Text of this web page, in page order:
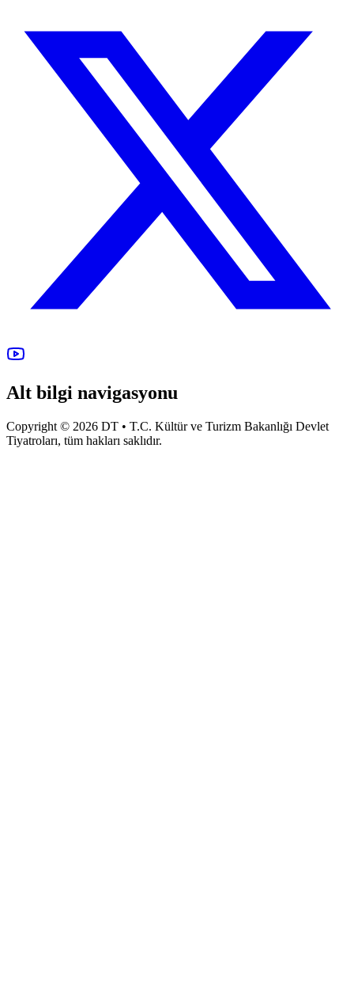
Alt bilgi navigasyonu
Copyright © 2026 DT • T.C. Kültür ve Turizm Bakanlığı Devlet
Tiyatroları, tüm hakları saklıdır.